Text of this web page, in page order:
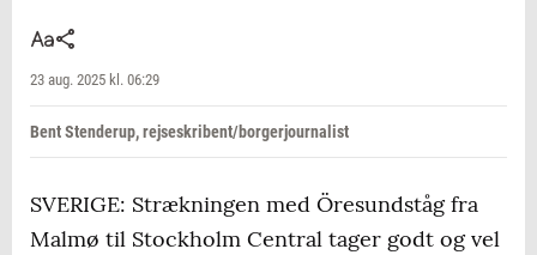
23 aug. 2025 kl. 06:29
Bent Stenderup, rejseskribent/borgerjournalist
SVERIGE: Strækningen med Öresundståg fra
Malmø til Stockholm Central tager godt og vel